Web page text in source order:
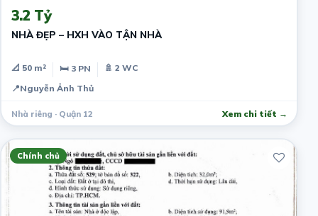
3.2 Tỷ
NHÀ ĐẸP – HXH VÀO TẬN NHÀ
📐 50 m² 🛏 3 PN
🚿 2 WC
📍Nguyễn Ảnh Thủ
Nhà riêng · Quận 12 Xem chi tiết →
Chính chủ